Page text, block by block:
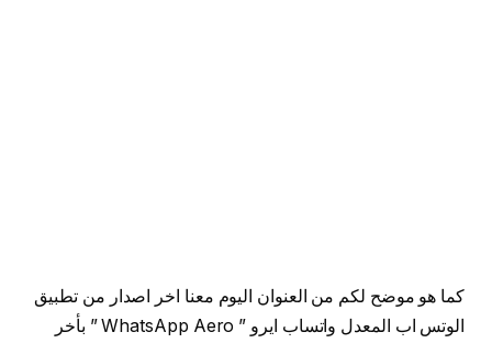
كما هو موضح لكم من العنوان اليوم معنا اخر اصدار من تطبيق
الوتس اب المعدل واتساب ايرو ” WhatsApp Aero ” بأخر